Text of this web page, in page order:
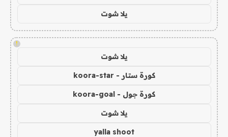
يلا شوت
!
يلا شوت
كورة ستار - koora-star
كورة جول - koora-goal
يلا شوت
yalla shoot